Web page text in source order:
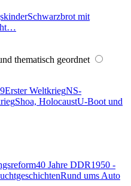
Schwarzbrot mit
thematisch geordnet
Erster WeltkriegNS-
Shoa, HolocaustU-Boot und
40 Jahre DDR1950 -
Rund ums Auto